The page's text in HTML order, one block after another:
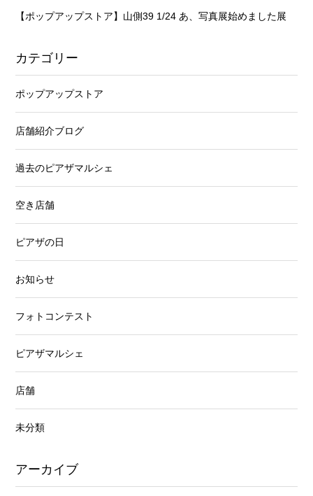
【ポップアップストア】山側39 1/24 あ、写真展始めました展
カテゴリー
ポップアップストア
店舗紹介ブログ
過去のピアザマルシェ
空き店舗
ピアザの日
お知らせ
フォトコンテスト
ピアザマルシェ
店舗
未分類
アーカイブ